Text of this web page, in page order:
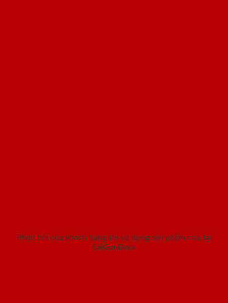
Phản hồi của khách hàng khi sử dụng sản phẩm cửa tại
SaiGonDoor